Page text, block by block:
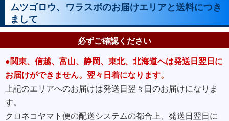
ムツゴロウ、ワラスボのお届けエリアと送料につき
まして
必ずご確認ください
●関東、信越、富山、静岡、東北、北海道へは発送日翌日に
お届けができません。翌々日着になります。
上記のエリアへのお届けは発送日翌々日のお届けになりま
す。
クロネコヤマト便の配送システムの都合上、発送日翌日に